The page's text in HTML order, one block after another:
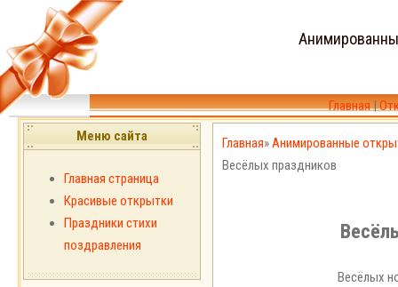
Главная|
Меню сайта
Главная страница
Красивые открытки
Праздники стихи
поздравления
Главная»Анимированные
Весёлых праздников
Весёлых